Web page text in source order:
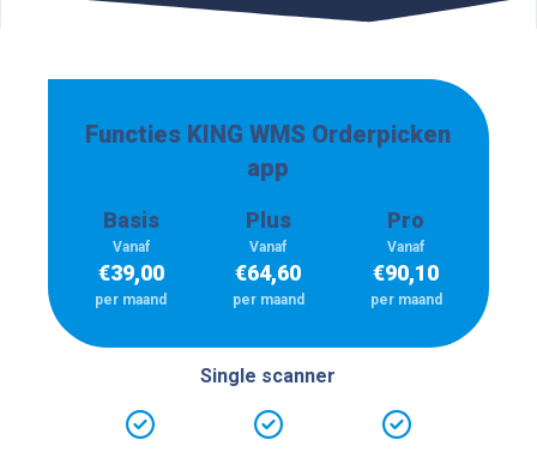
Functies KING WMS Orderpicken
app
Basis
Vanaf
€39,00
per maand
Plus
Vanaf
€64,60
per maand
Pro
Vanaf
€90,10
per maand
Single scanner